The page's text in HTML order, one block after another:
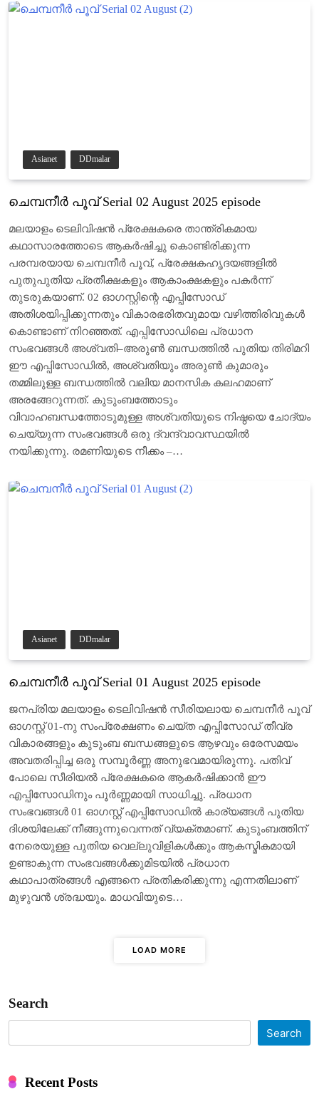
Asianet DDmalar
ചെമ്പനീർ പൂവ് Serial 02 August 2025 episode
മലയാളം ടെലിവിഷൻ പ്രേക്ഷകരെ താന്ത്രികമായ
കഥാസാരത്തോടെ ആകർഷിച്ചു കൊണ്ടിരിക്കുന്ന
പരമ്പരയായ ചെമ്പനീർ പൂവ്, പ്രേക്ഷകഹൃദയങ്ങളിൽ
പുതുപുതിയ പ്രതീക്ഷകളും ആകാംക്ഷകളും പകർന്ന്
തുടരുകയാണ്. 02 ഓഗസ്റ്റിന്റെ എപ്പിസോഡ്
അതിശയിപ്പിക്കുന്നതും വികാരഭരിതവുമായ വഴിത്തിരിവുകൾ
കൊണ്ടാണ് നിറഞ്ഞത്. എപ്പിസോഡിലെ പ്രധാന
സംഭവങ്ങൾ അശ്വതി–അരുൺ ബന്ധത്തിൽ പുതിയ തിരിമറി
ഈ എപ്പിസോഡിൽ, അശ്വതിയും അരുൺ കുമാരും
തമ്മിലുള്ള ബന്ധത്തിൽ വലിയ മാനസിക കലഹമാണ്
അരങ്ങേറുന്നത്. കുടുംബത്തോടും
വിവാഹബന്ധത്തോടുമുള്ള അശ്വതിയുടെ നിഷ്ഠയെ ചോദ്യം
ചെയ്യുന്ന സംഭവങ്ങൾ ഒരു ദ്വന്ദ്വാവസ്ഥയിൽ
നയിക്കുന്നു. രമണിയുടെ നീക്കം –…
Asianet DDmalar
ചെമ്പനീർ പൂവ് Serial 01 August 2025 episode
ജനപ്രിയ മലയാളം ടെലിവിഷൻ സീരിയലായ ചെമ്പനീർ പൂവ്
ഓഗസ്റ്റ് 01-നു സംപ്രേക്ഷണം ചെയ്ത എപ്പിസോഡ് തീവ്ര
വികാരങ്ങളും കുടുംബ ബന്ധങ്ങളുടെ ആഴവും ഒരേസമയം
അവതരിപ്പിച്ച ഒരു സമ്പൂർണ്ണ അനുഭവമായിരുന്നു. പതിവ്
പോലെ സീരിയൽ പ്രേക്ഷകരെ ആകർഷിക്കാൻ ഈ
എപ്പിസോഡിനും പൂർണ്ണമായി സാധിച്ചു. പ്രധാന
സംഭവങ്ങൾ 01 ഓഗസ്റ്റ് എപ്പിസോഡിൽ കാര്യങ്ങൾ പുതിയ
ദിശയിലേക്ക് നീങ്ങുന്നുവെന്നത് വ്യക്തമാണ്. കുടുംബത്തിന്
നേരെയുള്ള പുതിയ വെല്ലുവിളികൾക്കും ആകസ്മികമായി
ഉണ്ടാകുന്ന സംഭവങ്ങൾക്കുമിടയിൽ പ്രധാന
കഥാപാത്രങ്ങൾ എങ്ങനെ പ്രതികരിക്കുന്നു എന്നതിലാണ്
മുഴുവൻ ശ്രദ്ധയും. മാധവിയുടെ…
LOAD MORE
Search
Search
Recent Posts